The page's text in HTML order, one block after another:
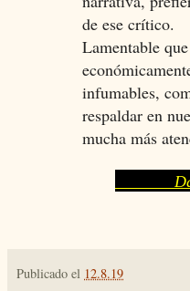
de ese crítico.
Lamentable
infumables,
respaldar en
mucha más
Publicado el 12.8.19